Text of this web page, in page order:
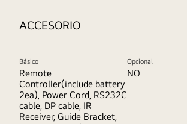
ACCESORIO
Básico
Remote
Controller(include battery
2ea), Power Cord, RS232C
cable, DP cable, IR
Receiver, Guide Bracket,
Opcional
NO